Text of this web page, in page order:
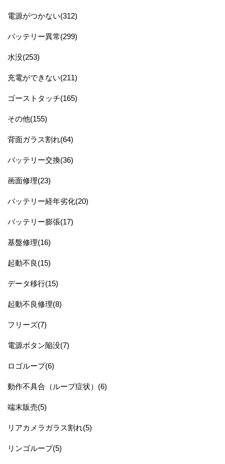
電源がつかない(312)
バッテリー異常(299)
水没(253)
充電ができない(211)
ゴーストタッチ(165)
その他(155)
背面ガラス割れ(64)
バッテリー交換(36)
画面修理(23)
バッテリー経年劣化(20)
バッテリー膨張(17)
基盤修理(16)
起動不良(15)
データ移行(15)
起動不良修理(8)
フリーズ(7)
電源ボタン陥没(7)
ロゴループ(6)
動作不具合（ループ症状）(6)
端末販売(5)
リアカメラガラス割れ(5)
リンゴループ(5)